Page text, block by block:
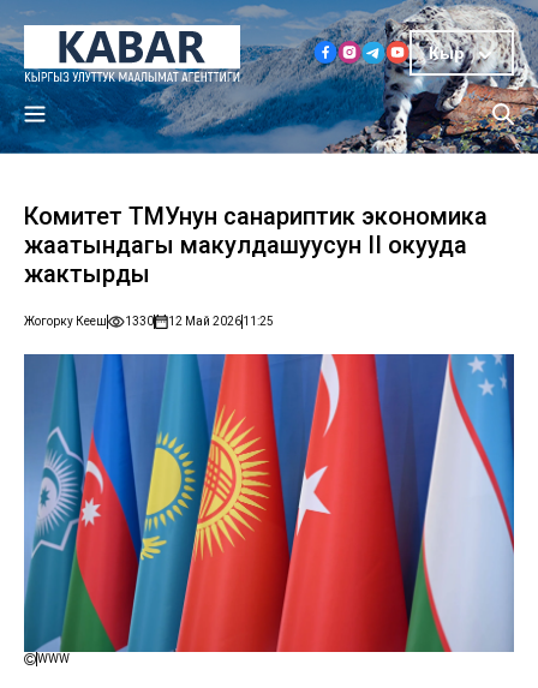
Кыр
Комитет ТМУнун санариптик экономика
жаатындагы макулдашуусун II окууда
жактырды
Жогорку Кеңеш 1330 12 Май 202611:25
WWW